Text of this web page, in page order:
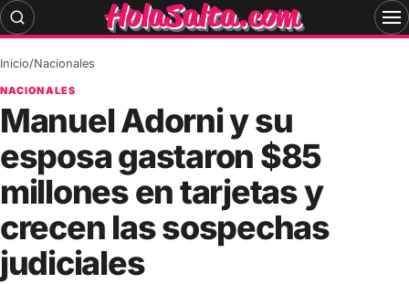
Skip
to
Inicio/Nacionales
NACIONALES
Manuel Adorni y su
esposa gastaron $85
millones en tarjetas y
crecen las sospechas
judiciales